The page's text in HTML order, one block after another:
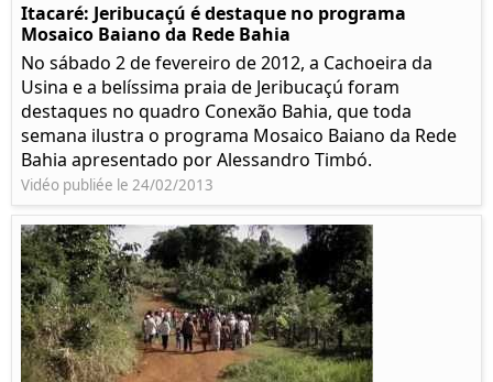
Itacaré: Jeribucaçú é destaque no programa
Mosaico Baiano da Rede Bahia
No sábado 2 de fevereiro de 2012, a Cachoeira da
Usina e a belíssima praia de Jeribucaçú foram
destaques no quadro Conexão Bahia, que toda
semana ilustra o programa Mosaico Baiano da Rede
Bahia apresentado por Alessandro Timbó.
Vidéo publiée le 24/02/2013